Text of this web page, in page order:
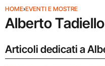
HOME›EVENTI E MOSTRE
Alberto Tadiello
Articoli dedicati a